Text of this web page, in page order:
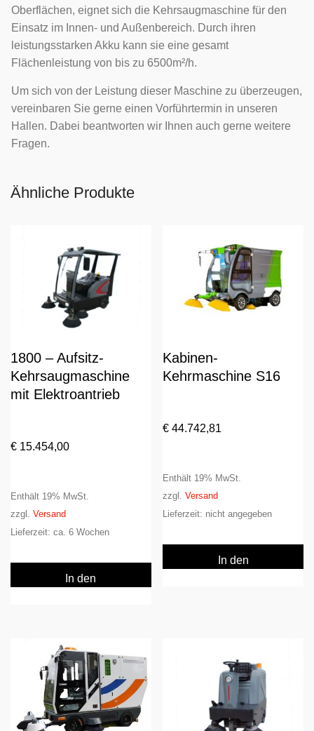
Oberflächen, eignet sich die Kehrsaugmaschine für den
Einsatz im Innen- und Außenbereich. Durch ihren
leistungsstarken Akku kann sie eine gesamt
Flächenleistung von bis zu 6500m²/h.
Um sich von der Leistung dieser Maschine zu überzeugen,
vereinbaren Sie gerne einen Vorführtermin in unseren
Hallen. Dabei beantworten wir Ihnen auch gerne weitere
Fragen.
Ähnliche Produkte
1800 – Aufsitz-
Kehrsaugmaschine
mit Elektroantrieb
€ 15.454,00
Enthält 19% MwSt.
zzgl. Versand
Lieferzeit: ca. 6 Wochen
In den
Kabinen-
Kehrmaschine S16
€ 44.742,81
Enthält 19% MwSt.
zzgl.Versand
Lieferzeit: nicht angegeben
In den